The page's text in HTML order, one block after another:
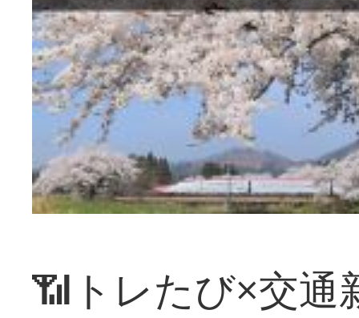
📶トレたび×交通